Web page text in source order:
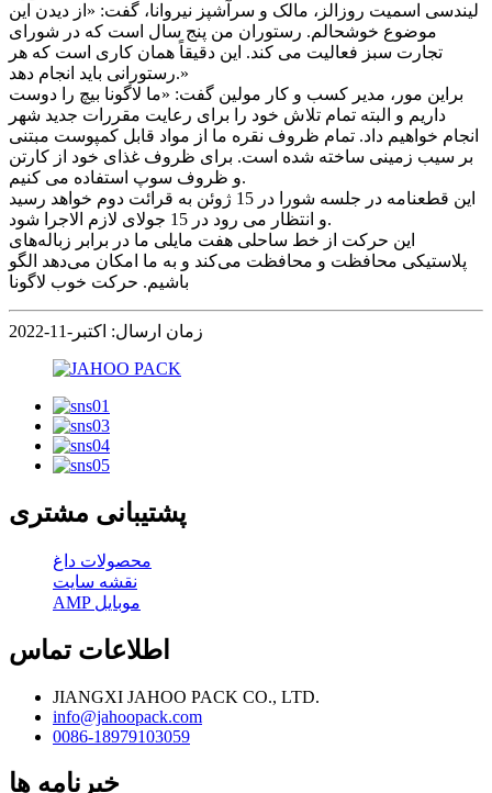
لیندسی اسمیت روزالز، مالک و سرآشپز نیروانا، گفت: «از دیدن این
موضوع خوشحالم. رستوران من پنج سال است که در شورای
تجارت سبز فعالیت می کند. این دقیقاً همان کاری است که هر
رستورانی باید انجام دهد.»
براین مور، مدیر کسب و کار مولین گفت: «ما لاگونا بیچ را دوست
داریم و البته تمام تلاش خود را برای رعایت مقررات جدید شهر
انجام خواهیم داد. تمام ظروف نقره ما از مواد قابل کمپوست مبتنی
بر سیب زمینی ساخته شده است. برای ظروف غذای خود از کارتن
و ظروف سوپ استفاده می کنیم.
این قطعنامه در جلسه شورا در 15 ژوئن به قرائت دوم خواهد رسید
و انتظار می رود در 15 جولای لازم الاجرا شود.
این حرکت از خط ساحلی هفت مایلی ما در برابر زباله‌های
پلاستیکی محافظت و محافظت می‌کند و به ما امکان می‌دهد الگو
باشیم. حرکت خوب لاگونا
زمان ارسال: اکتبر-11-2022
پشتیبانی مشتری
محصولات داغ
نقشه سایت
AMP موبایل
اطلاعات تماس
JIANGXI JAHOO PACK CO., LTD.
info@jahoopack.com
0086-18979103059
خبرنامه ها